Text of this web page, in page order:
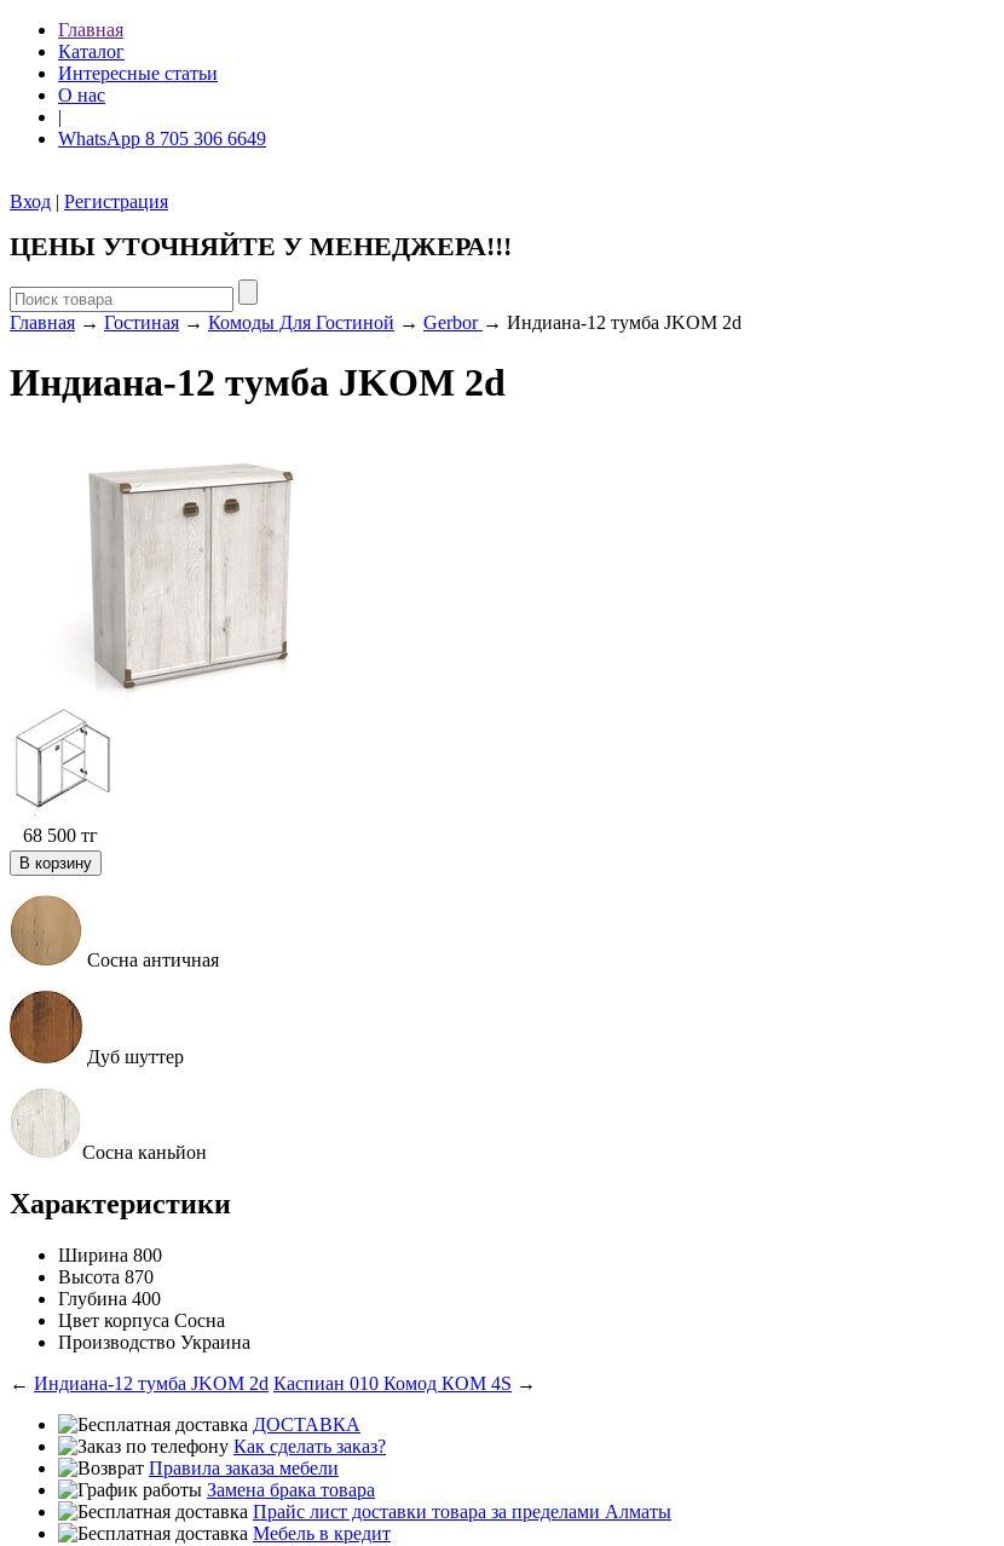
Главная
Каталог
Интересные статьи
О нас
|
WhatsApp 8 705 306 6649
Вход | Регистрация
ЦЕНЫ УТОЧНЯЙТЕ У МЕНЕДЖЕРА!!!
Главная → Гостиная → Комоды Для Гостиной → Gerbor → Индиана-12 тумба JKOM 2d
Индиана-12 тумба JKOM 2d
68 500 тг
В корзину
Сосна античная
Дуб шуттер
Сосна каньйон
Характеристики
Ширина 800
Высота 870
Глубина 400
Цвет корпуса Сосна
Производство Украина
← Индиана-12 тумба JKOM 2d Каспиан 010 Комод КОМ 4S →
ДОСТАВКА
Как сделать заказ?
Правила заказа мебели
Замена брака товара
Прайс лист доставки товара за пределами Алматы
Мебель в кредит